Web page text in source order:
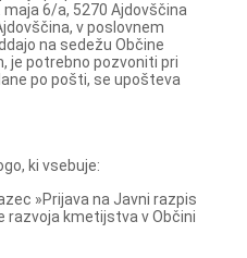
6/a, 5270 Ajdovščina
v poslovnem
na sedežu Občine
je potrebno pozvoniti pri
po pošti, se upošteva
ki vsebuje:
»Prijava na Javni razpis
razvoja kmetijstva v Občini